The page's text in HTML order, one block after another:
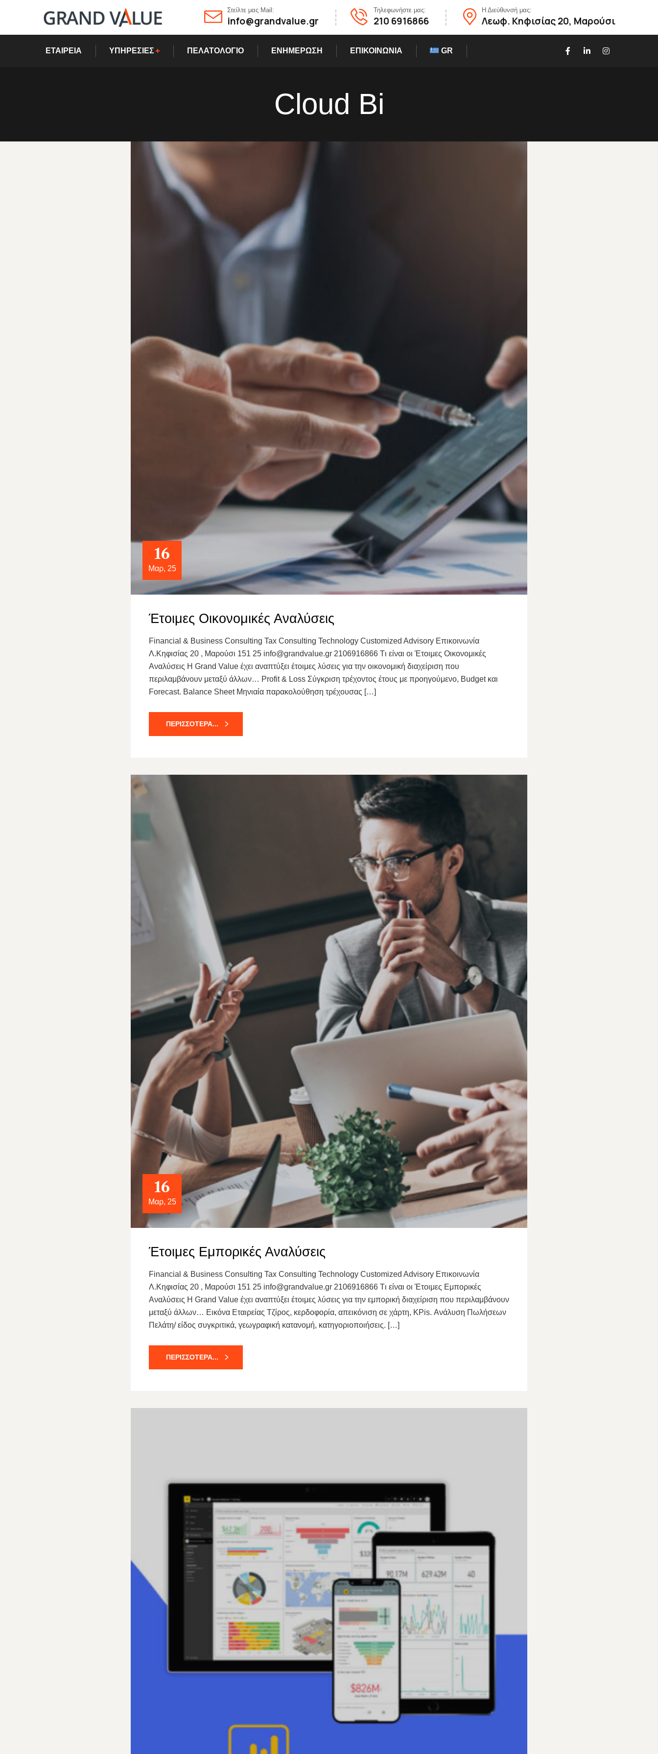
Στείλτε μας Mail:
info@grandvalue.gr
Τηλεφωνήστε μας:
210 6916866
Η Διεύθυνσή μας:
Λεωφ. Κηφισίας 20, Μαρούσι
ΕΤΑΙΡΕΙΑ ΥΠΗΡΕΣΙΕΣ ΠΕΛΑΤΟΛΟΓΙΟ ΕΝΗΜΕΡΩΣΗ ΕΠΙΚΟΙΝΩΝΙΑ GR
Cloud Bi
16
Μαρ, 25
Έτοιμες Οικονομικές Αναλύσεις
Financial & Business Consulting Tax Consulting Technology Customized Advisory Επικοινωνία
Λ.Κηφισίας 20 , Μαρούσι 151 25 info@grandvalue.gr 2106916866 Tι είναι οι Έτοιμες Οικονομικές
Αναλύσεις Η Grand Value έχει αναπτύξει έτοιμες λύσεις για την οικονομική διαχείριση που
περιλαμβάνουν μεταξύ άλλων… Profit & Loss Σύγκριση τρέχοντος έτους με προηγούμενο, Budget και
Forecast. Balance Sheet Μηνιαία παρακολούθηση τρέχουσας […]
ΠΕΡΙΣΣΌΤΕΡΑ...
16
Μαρ, 25
Έτοιμες Εμπορικές Αναλύσεις
Financial & Business Consulting Tax Consulting Technology Customized Advisory Επικοινωνία
Λ.Κηφισίας 20 , Μαρούσι 151 25 info@grandvalue.gr 2106916866 Tι είναι οι Έτοιμες Εμπορικές
Αναλύσεις Η Grand Value έχει αναπτύξει έτοιμες λύσεις για την εμπορική διαχείριση που περιλαμβάνουν
μεταξύ άλλων… Εικόνα Εταιρείας Τζίρος, κερδοφορία, απεικόνιση σε χάρτη, KPis. Ανάλυση Πωλήσεων
Πελάτη/ είδος συγκριτικά, γεωγραφική κατανομή, κατηγοριοποιήσεις. […]
ΠΕΡΙΣΣΌΤΕΡΑ...